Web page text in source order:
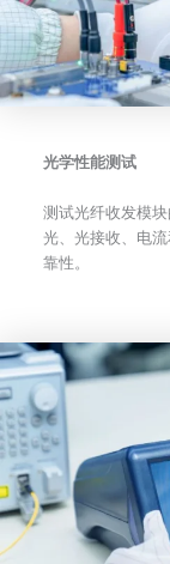
光学性能测试
测试光纤收发模
光、光接收、电
靠性。